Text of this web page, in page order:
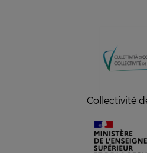
Collectivité